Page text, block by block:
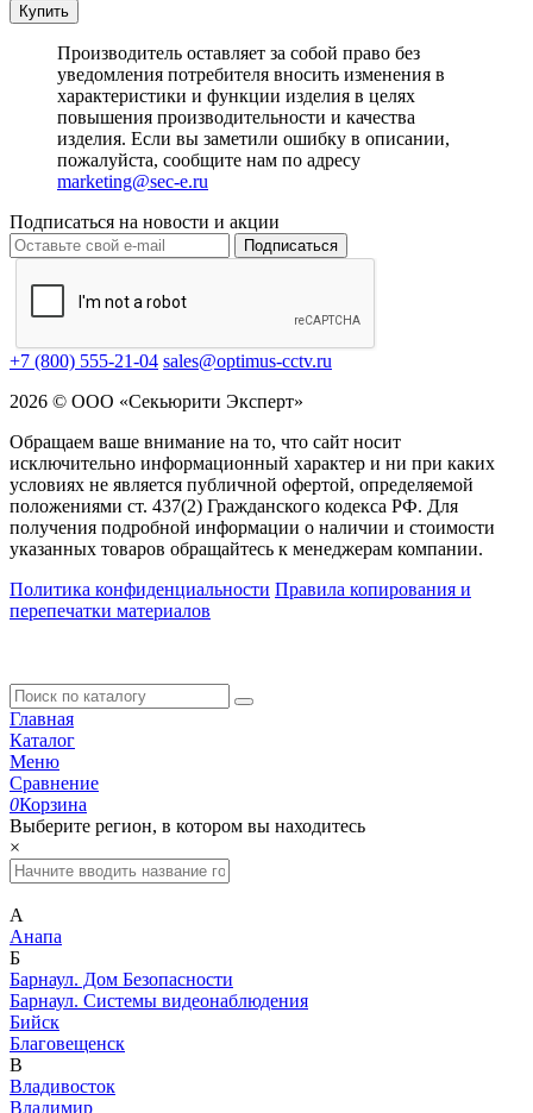
Купить
Производитель оставляет за собой право без
уведомления потребителя вносить изменения в
характеристики и функции изделия в целях
повышения производительности и качества
изделия. Если вы заметили ошибку в описании,
пожалуйста, сообщите нам по адресу
marketing@sec-e.ru
Подписаться на новости и акции
Подписаться
+7 (800) 555-21-04 sales@optimus-cctv.ru
2026 © ООО «Секьюрити Эксперт»
Обращаем ваше внимание на то, что сайт носит
исключительно информационный характер и ни при каких
условиях не является публичной офертой, определяемой
положениями ст. 437(2) Гражданского кодекса РФ. Для
получения подробной информации о наличии и стоимости
указанных товаров обращайтесь к менеджерам компании.
Политика конфиденциальности Правила копирования и
перепечатки материалов
Главная
Каталог
Меню
Сравнение
0Корзина
Выберите регион, в котором вы находитесь
×
А
Анапа
Б
Барнаул. Дом Безопасности
Барнаул. Системы видеонаблюдения
Бийск
Благовещенск
В
Владивосток
Владимир